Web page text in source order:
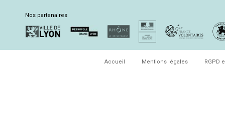
Nos partenaires
Accueil Mentions légales RGPD